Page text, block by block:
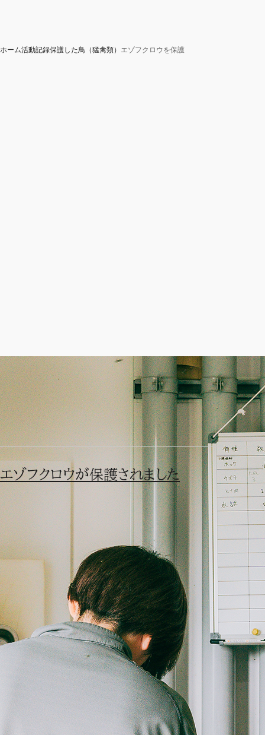
ホーム活動記録保護した鳥（猛禽類） エゾフクロウを保護
エゾフクロウを保護
執筆： 保護した鳥（猛禽類）
エゾフクロウが保護されました
釧路市内でエゾフクロウが保護されました。カラスに襲われて
やら餌を探し回っているうちに朝になり、カラスに囲まれて身動